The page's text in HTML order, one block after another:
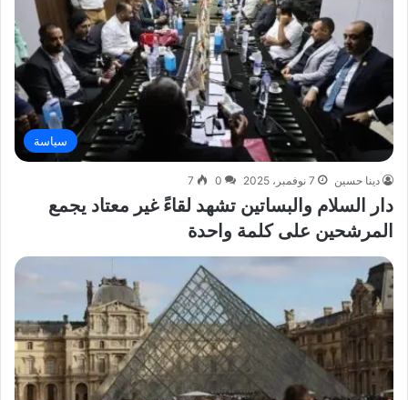
سياسة
دينا حسين 7 نوفمبر، 2025 0
7
دار السلام والبساتين تشهد لقاءً غير معتاد يجمع
المرشحين على كلمة واحدة